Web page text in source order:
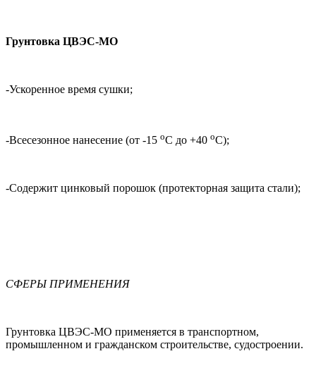
Грунтовка ЦВЭС-МО
-Ускоренное время сушки;
-Всесезонное нанесение (от -15 oC до +40 oC);
-Содержит цинковый порошок (протекторная защита стали);
СФЕРЫ ПРИМЕНЕНИЯ
Грунтовка ЦВЭС-МО применяется в транспортном,
промышленном и гражданском строительстве, судостроении.